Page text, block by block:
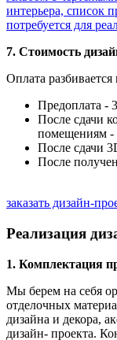
интерьера, список
потребуется для
7. Стоимость
Оплата разбивается
Предоплата -
После сдачи
помещениям -
После сдачи
После
заказать дизайн-
Реализация
1. Комплектация
Мы берем на себя
отделочных
дизайна и декора,
дизайн- проекта.